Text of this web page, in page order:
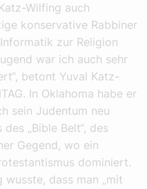
Wilfing auch
konservative Rabbiner
zur Religion
war ich auch sehr
betont Yuval Katz-
In Oklahoma habe er
sein Judentum neu
„Bible Belt“, des
Gegend, wo ein
dominiert.
dass man „mit